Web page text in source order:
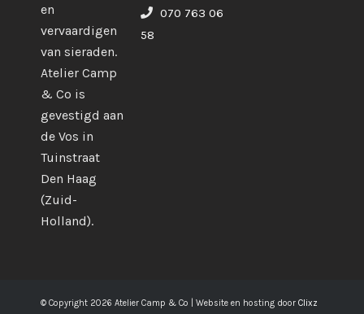
en
vervaardigen
van sieraden.
Atelier Camp
& Co is
gevestigd aan
de Vos in
Tuinstraat
Den Haag
(Zuid-
Holland).
070 763 06
58
© Copyright 2026 Atelier Camp & Co | Website en hosting door Clixz